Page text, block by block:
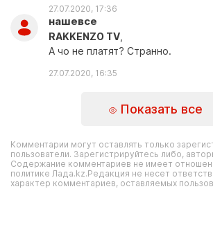
27.07.2020, 17:36
нашевсе
RAKKENZO TV,
А чо не платят? Странно.
27.07.2020, 16:35
Показать все
Комментарии могут оставлять только
пользователи. Зарегистрируйтесь либо,
Содержание комментариев не имеет
политике Лада.kz.Редакция не несет
характер комментариев, оставляемых